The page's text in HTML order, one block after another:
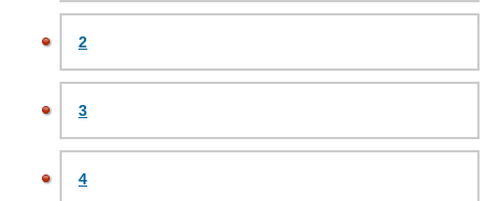
2
3
4